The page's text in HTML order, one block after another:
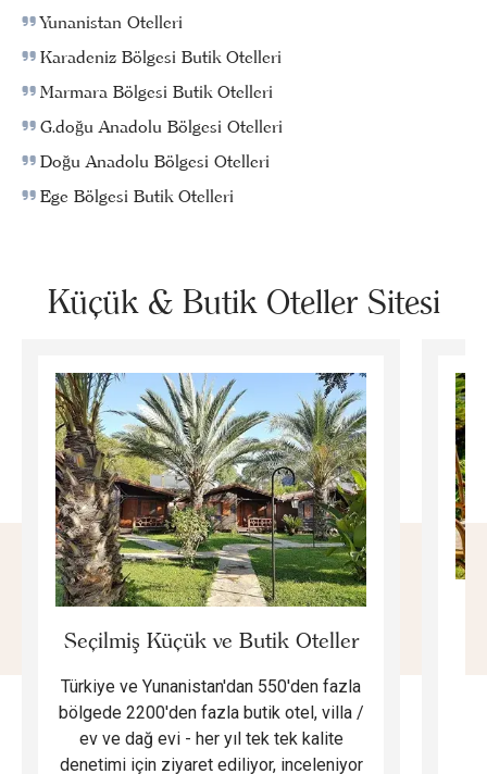
Yunanistan Otelleri
Karadeniz Bölgesi Butik Otelleri
Marmara Bölgesi Butik Otelleri
G.doğu Anadolu Bölgesi Otelleri
Doğu Anadolu Bölgesi Otelleri
Ege Bölgesi Butik Otelleri
Küçük & Butik Oteller Sitesi
Seçilmiş Küçük ve Butik Oteller
Türkiye ve Yunanistan'dan 550'den fazla
bölgede 2200'den fazla butik otel, villa /
ev ve dağ evi - her yıl tek tek kalite
denetimi için ziyaret ediliyor, inceleniyor